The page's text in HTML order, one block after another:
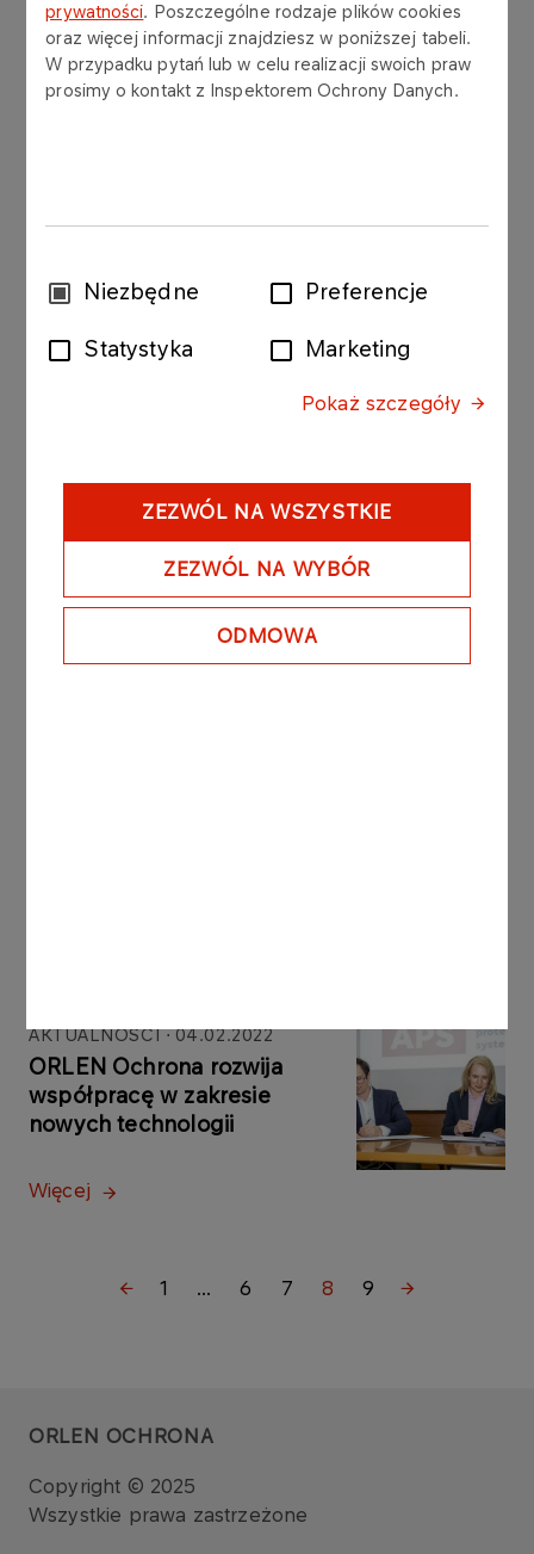
prywatności. Poszczególne rodzaje plików cookies
oraz więcej informacji znajdziesz w poniższej tabeli.
W przypadku pytań lub w celu realizacji swoich praw
prosimy o kontakt z Inspektorem Ochrony Danych.
WybórNiezbędne Preferencje
Statystyka Marketing
Pokaż szczegóły
ZEZWÓL NA WSZYSTKIE
ZEZWÓL NA WYBÓR
ODMOWA
Więcej
20 kwietnia uczestniczyliśmy
w Płockich Targach Pracy w
AKTUALNOŚCI 13.04.2022
Zbiórka darów dla
AKTUALNOŚCI 04.02.2022
ORLEN Ochrona rozwija
współpracę w zakresie
nowych technologii
Więcej
1 ... 6 7 8 9
ORLEN OCHRONA
Copyright © 2025
Wszystkie prawa zastrzeżone